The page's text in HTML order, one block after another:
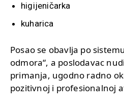
higijeničarka
kuharica
Posao se obavlja po
odmora“, a poslodavac
primanja, ugodno radno
pozitivnoj i profesionalnoj